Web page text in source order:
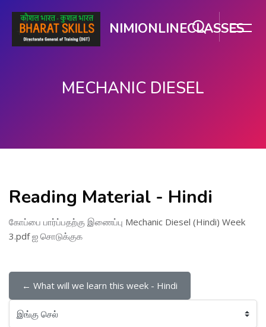
NIMIONLINECLASSES
MECHANIC DIESEL
Reading Material - Hindi
கோப்பை பார்ப்பதற்கு இணைப்பு Mechanic Diesel (Hindi) Week
3.pdfஐ சொடுக்குக
← What will we learn this week - Hindi
இங்கு செல்